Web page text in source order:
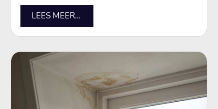
LEES MEER...